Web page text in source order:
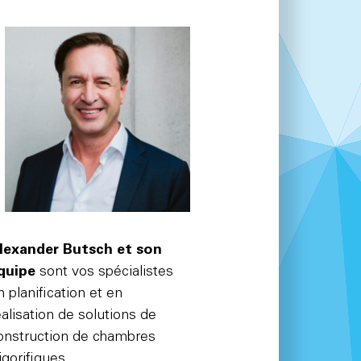
Butsch et son
sont vos spécialistes
planification et en
de solutions de
de chambres